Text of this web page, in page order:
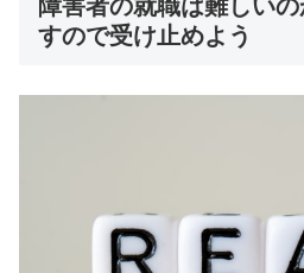
障害者の就職は難しい
すので受け止めよう